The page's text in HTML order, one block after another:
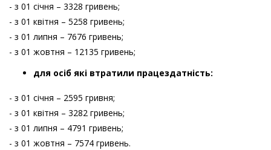
- з 01 січня – 3328 гривень;
- з 01 квітня – 5258 гривень;
- з 01 липня – 7676 гривень;
- з 01 жовтня – 12135 гривень;
для осіб які втратили працездатність:
- з 01 січня – 2595 гривня;
- з 01 квітня – 3282 гривень;
- з 01 липня – 4791 гривень;
- з 01 жовтня – 7574 гривень.